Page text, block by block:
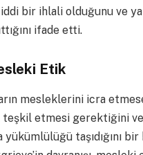
bir ihlali olduğunu ve
ifade etti.
Etik
mesleklerini icra
etmesi gerektiğini
taşıdığını bir